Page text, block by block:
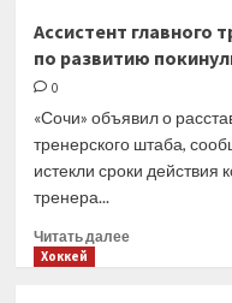
объявил
об уходе
Проскурякова
и еще
4 игроков
Ассистент главного
по развитию
0
«Сочи» объявил о
тренерского штаба,
истекли сроки действия
тренера...
Читать далееПрочитать
Хоккей